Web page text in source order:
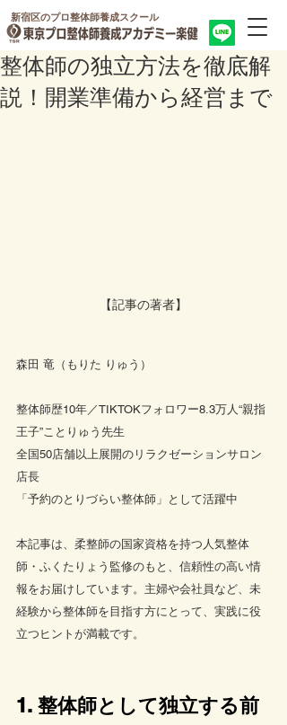
新宿区のプロ整体師養成スクール
整体師の独立方法を徹底解
説！開業準備から経営まで
【記事の著者】
森田 竜（もりた りゅう）
整体師歴10年／TIKTOKフォロワー8.3万人“親指
王子”ことりゅう先生
全国50店舗以上展開のリラクゼーションサロン
店長
「予約のとりづらい整体師」として活躍中
本記事は、柔整師の国家資格を持つ人気整体
師・ふくたりょう監修のもと、信頼性の高い情
報をお届けしています。主婦や会社員など、未
経験から整体師を目指す方にとって、実践に役
立つヒントが満載です。
1. 整体師として独立する前